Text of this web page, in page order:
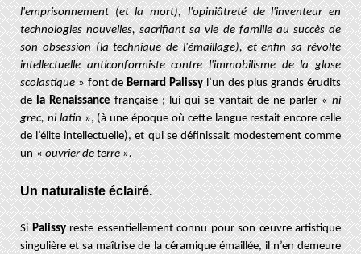
l'emprisonnement (et la mort), l'opiniâtreté de l'inventeur en
technologies nouvelles, sacrifiant sa vie de famille au succès de
son obsession (la technique de l'émaillage), et enfin sa révolte
intellectuelle anticonformiste contre l'immobilisme de la glose
scolastique» font deBernard Palissyl’un des plus grands érudits
dela Renaissancefrançaise ; lui qui se vantait de ne parler «ni
grec, ni latin», (à une époque où cette langue restait encore celle
de l’élite intellectuelle), et qui se définissait modestement comme
un « ouvrier de terre ».
Un naturaliste éclairé.
SiPalissyreste essentiellement connu pour son œuvre artistique
singulière et sa maîtrise de la céramique émaillée, il n’en demeure